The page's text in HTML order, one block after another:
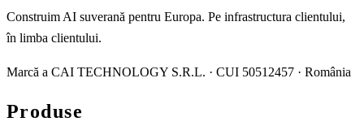
Construim AI suverană pentru Europa. Pe infrastructura clientului,
în limba clientului.
Marcă a CAI TECHNOLOGY S.R.L. · CUI 50512457 · România
Produse